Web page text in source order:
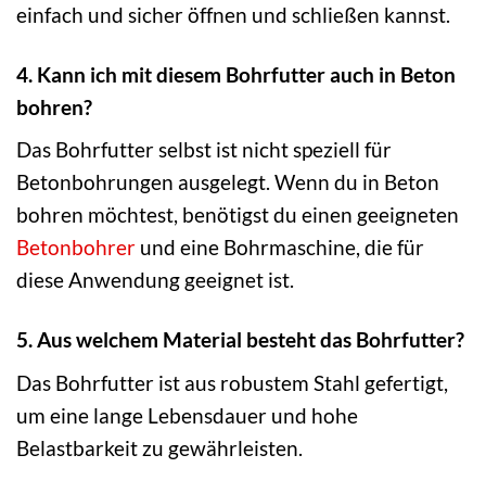
einfach und sicher öffnen und schließen kannst.
4. Kann ich mit diesem Bohrfutter auch in Beton
bohren?
Das Bohrfutter selbst ist nicht speziell für
Betonbohrungen ausgelegt. Wenn du in Beton
bohren möchtest, benötigst du einen geeigneten
Betonbohrer und eine Bohrmaschine, die für
diese Anwendung geeignet ist.
5. Aus welchem Material besteht das Bohrfutter?
Das Bohrfutter ist aus robustem Stahl gefertigt,
um eine lange Lebensdauer und hohe
Belastbarkeit zu gewährleisten.